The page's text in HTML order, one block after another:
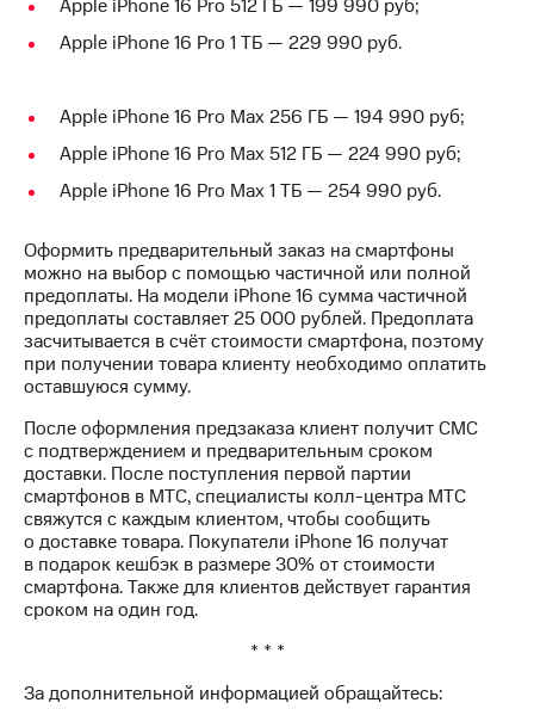
Программа
приобретения
Порядок
Дивиденды
Рынок
облигаций
Уведомление
о
погашении
именных
облигаций
Другое
Реквизиты
Контакты
развитие
деловая этика
На главную
Apple iPhone 16 Pro 512 ГБ — 199 990 руб;
Apple iPhone 16 Pro 1 ТБ — 229 990 руб.
Apple iPhone 16 Pro Max 256 ГБ — 194 990 руб;
Apple iPhone 16 Pro Max 512 ГБ — 224 990 руб;
Apple iPhone 16 Pro Max 1 ТБ — 254 990 руб.
Оформить предварительный заказ на смартфоны
можно на выбор с помощью частичной или полной
предоплаты. На модели iPhone 16 сумма частичной
предоплаты составляет 25 000 рублей. Предоплата
засчитывается в счёт стоимости смартфона, поэтому
при получении товара клиенту необходимо оплатить
оставшуюся сумму.
После оформления предзаказа клиент получит СМС
с подтверждением и предварительным сроком
доставки. После поступления первой партии
смартфонов в МТС, специалисты колл-центра МТС
свяжутся с каждым клиентом, чтобы сообщить
о доставке товара. Покупатели iPhone 16 получат
в подарок кешбэк в размере 30% от стоимости
смартфона. Также для клиентов действует гарантия
сроком на один год.
* * *
За дополнительной информацией обращайтесь: